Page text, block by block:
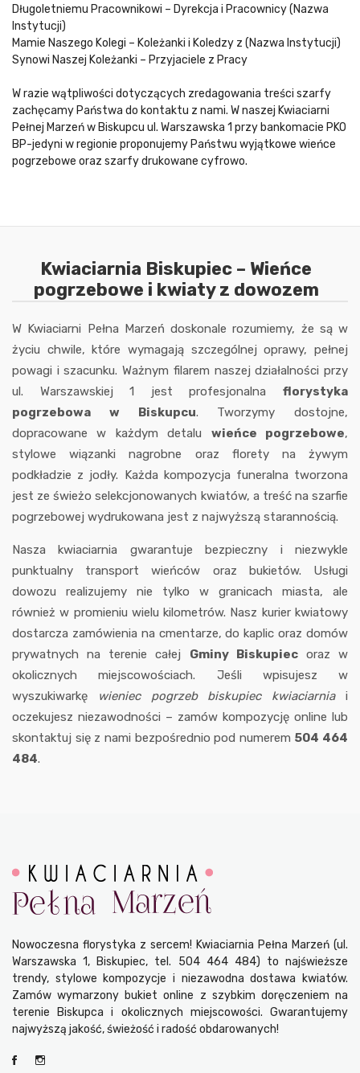
Długoletniemu Pracownikowi – Dyrekcja i Pracownicy (Nazwa
Instytucji)
Mamie Naszego Kolegi – Koleżanki i Koledzy z (Nazwa Instytucji)
Synowi Naszej Koleżanki – Przyjaciele z Pracy
W razie wątpliwości dotyczących zredagowania treści szarfy
zachęcamy Państwa do kontaktu z nami. W naszej Kwiaciarni
Pełnej Marzeń w Biskupcu ul. Warszawska 1 przy bankomacie PKO
BP-jedyni w regionie proponujemy Państwu wyjątkowe wieńce
pogrzebowe oraz szarfy drukowane cyfrowo.
Kwiaciarnia Biskupiec – Wieńce
pogrzebowe i kwiaty z dowozem
W Kwiaciarni Pełna Marzeń doskonale rozumiemy, że są w
życiu chwile, które wymagają szczególnej oprawy, pełnej
powagi i szacunku. Ważnym filarem naszej działalności przy
ul. Warszawskiej 1 jest profesjonalna florystyka
pogrzebowa w Biskupcu. Tworzymy dostojne,
dopracowane w każdym detalu wieńce pogrzebowe,
stylowe wiązanki nagrobne oraz florety na żywym
podkładzie z jodły. Każda kompozycja funeralna tworzona
jest ze świeżo selekcjonowanych kwiatów, a treść na szarfie
pogrzebowej wydrukowana jest z najwyższą starannością.
Nasza kwiaciarnia gwarantuje bezpieczny i niezwykle
punktualny transport wieńców oraz bukietów. Usługi
dowozu realizujemy nie tylko w granicach miasta, ale
również w promieniu wielu kilometrów. Nasz kurier kwiatowy
dostarcza zamówienia na cmentarze, do kaplic oraz domów
prywatnych na terenie całej Gminy Biskupiecoraz w
okolicznych miejscowościach. Jeśli wpisujesz w
wyszukiwarkę
wieniec pogrzeb biskupiec kwiaciarniai
oczekujesz niezawodności – zamów kompozycję online lub
skontaktuj się z nami bezpośrednio pod numerem 504 464
484.
Nowoczesna florystyka z sercem! Kwiaciarnia Pełna Marzeń (ul.
Warszawska 1, Biskupiec, tel. 504 464 484) to najświeższe
trendy, stylowe kompozycje i niezawodna dostawa kwiatów.
Zamów wymarzony bukiet online z szybkim doręczeniem na
terenie Biskupca i okolicznych miejscowości. Gwarantujemy
najwyższą jakość, świeżość i radość obdarowanych!